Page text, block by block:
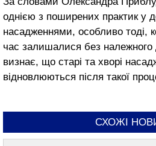
однією з поширених практик у
насадженнями, особливо тоді,
час залишалися без належного
визнає, що старі та хворі
відновлюються після такої
СХОЖІ